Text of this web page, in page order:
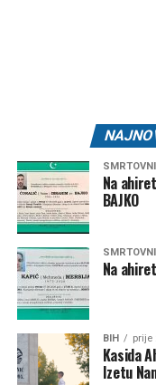
Na
BAJKO
Na
BIH prije
Kasida
Izetu